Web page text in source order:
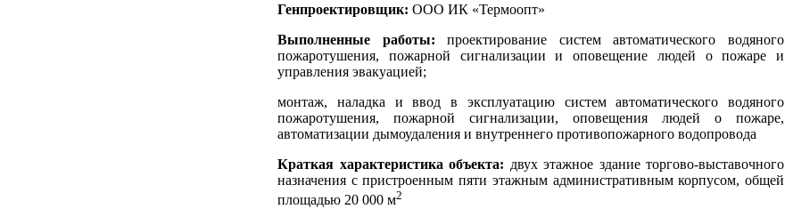
Генпроектировщик: ООО ИК «Термоопт»
Выполненные работы:проектирование систем автоматического водяного
пожаротушения, пожарной сигнализации и оповещение людей о пожаре и
управления эвакуацией;
монтаж, наладка и ввод в эксплуатацию систем автоматического водяного
пожаротушения, пожарной сигнализации, оповещения людей о пожаре,
автоматизации дымоудаления и внутреннего противопожарного водопровода
Краткая характеристика объекта: двух этажное здание торгово-выставочного
назначения с пристроенным пяти этажным административным корпусом, общей
площадью 20 000 м2